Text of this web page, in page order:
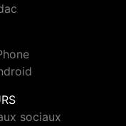
sociaux